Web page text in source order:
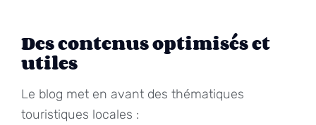
Des contenus optimisés et
utiles
Le blog met en avant des thématiques
touristiques locales :